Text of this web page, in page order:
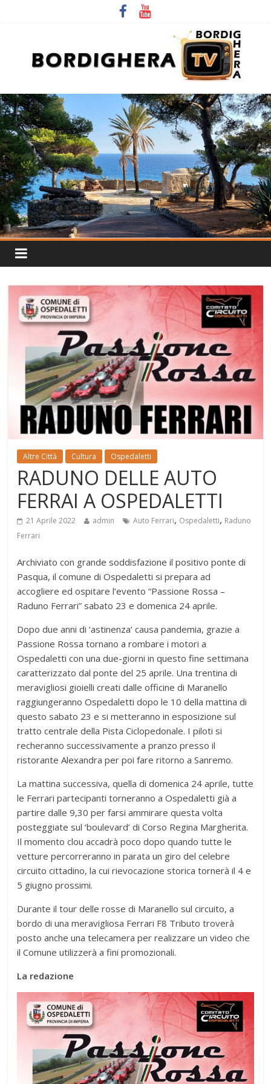
Altre Città Cultura Ospedaletti
RADUNO DELLE AUTO
FERRAI A OSPEDALETTI
21 Aprile 2022 admin Auto Ferrari, Ospedaletti, Raduno
Ferrari
Archiviato con grande soddisfazione il positivo ponte di
Pasqua, il comune di Ospedaletti si prepara ad
accogliere ed ospitare l’evento “Passione Rossa –
Raduno Ferrari” sabato 23 e domenica 24 aprile.
Dopo due anni di ‘astinenza’ causa pandemia, grazie a
Passione Rossa tornano a rombare i motori a
Ospedaletti con una due-giorni in questo fine settimana
caratterizzato dal ponte del 25 aprile. Una trentina di
meravigliosi gioielli creati dalle officine di Maranello
raggiungeranno Ospedaletti dopo le 10 della mattina di
questo sabato 23 e si metteranno in esposizione sul
tratto centrale della Pista Ciclopedonale. I piloti si
recheranno successivamente a pranzo presso il
ristorante Alexandra per poi fare ritorno a Sanremo.
La mattina successiva, quella di domenica 24 aprile, tutte
le Ferrari partecipanti torneranno a Ospedaletti già a
partire dalle 9,30 per farsi ammirare questa volta
posteggiate sul ‘boulevard’ di Corso Regina Margherita.
Il momento clou accadrà poco dopo quando tutte le
vetture percorreranno in parata un giro del celebre
circuito cittadino, la cui rievocazione storica tornerà il 4 e
5 giugno prossimi.
Durante il tour delle rosse di Maranello sul circuito, a
bordo di una meravigliosa Ferrari F8 Tributo troverà
posto anche una telecamera per realizzare un video che
il Comune utilizzerà a fini promozionali.
La redazione